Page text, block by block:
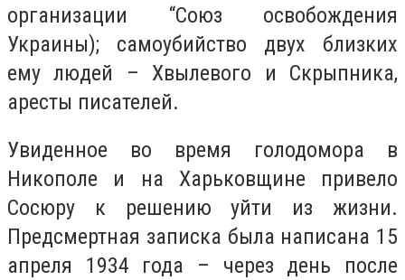
организации “Союз освобождения
Украины); самоубийство двух близких
ему людей – Хвылевого и Скрыпника,
аресты писателей.
Увиденное во время голодомора в
Никополе и на Харьковщине привело
Сосюру к решению уйти из жизни.
Предсмертная записка была написана 15
апреля 1934 года – через день после